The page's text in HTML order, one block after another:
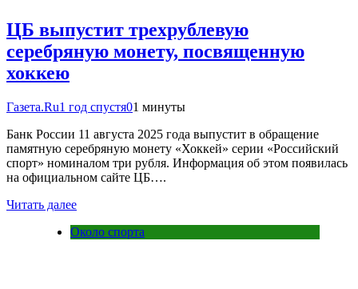
ЦБ выпустит трехрублевую
серебряную монету, посвященную
хоккею
Газета.Ru1 год спустя01 минуты
Банк России 11 августа 2025 года выпустит в обращение
памятную серебряную монету «Хоккей» серии «Российский
спорт» номиналом три рубля. Информация об этом появилась
на официальном сайте ЦБ….
Читать далее
Около спорта